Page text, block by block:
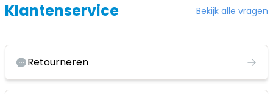
Klantenservice Bekijk alle vragen
Retourneren